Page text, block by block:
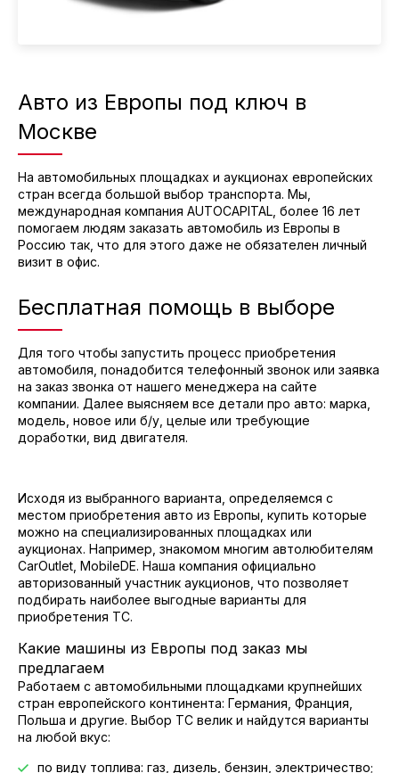
Авто из Европы под ключ в
Москве
На автомобильных площадках и аукционах европейских
стран всегда большой выбор транспорта. Мы,
международная компания AUTOCAPITAL, более 16 лет
помогаем людям заказать автомобиль из Европы в
Россию так, что для этого даже не обязателен личный
визит в офис.
Бесплатная помощь в выборе
Для того чтобы запустить процесс приобретения
автомобиля, понадобится телефонный звонок или заявка
на заказ звонка от нашего менеджера на сайте
компании. Далее выясняем все детали про авто: марка,
модель, новое или б/у, целые или требующие
доработки, вид двигателя.
Исходя из выбранного варианта, определяемся с
местом приобретения авто из Европы, купить которые
можно на специализированных площадках или
аукционах. Например, знакомом многим автолюбителям
CarOutlet, MobileDE. Наша компания официально
авторизованный участник аукционов, что позволяет
подбирать наиболее выгодные варианты для
приобретения ТС.
Какие машины из Европы под заказ мы
предлагаем
Работаем с автомобильными площадками крупнейших
стран европейского континента: Германия, Франция,
Польша и другие. Выбор ТС велик и найдутся варианты
на любой вкус:
по виду топлива: газ, дизель, бензин, электричество;